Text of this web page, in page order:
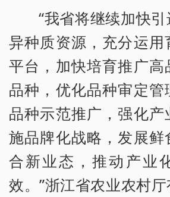
“我省将继续加快
异种质资源，充分运用
平台，加快培育推广高
品种，优化品种审定管
品种示范推广，强化产
施品牌化战略，发展鲜
合新业态，推动产业
效。”浙江省农业农村